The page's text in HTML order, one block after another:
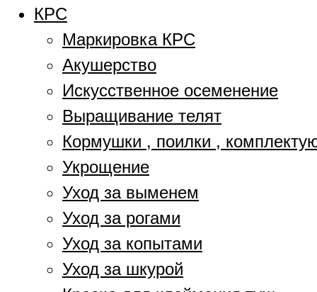
КРС
Маркировка КРС
Акушерство
Искусственное осеменение
Выращивание телят
Кормушки , поилки ,
Укрощение
Уход за выменем
Уход за рогами
Уход за копытами
Уход за шкурой